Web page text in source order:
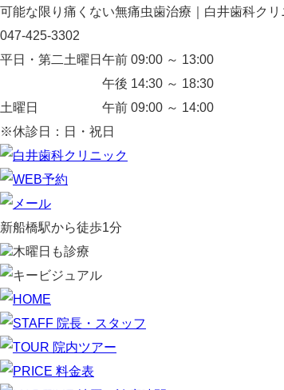
可能な限り痛くない無痛虫歯治療｜白井歯
047-425-3302
平日・第二土曜日 午前 09:00 ～ 13:00
午後 14:30 ～ 18:30
土曜日
午前 09:00 ～ 14:00
※休診日：日・祝日
新船橋駅から徒歩1分
木曜日も診療